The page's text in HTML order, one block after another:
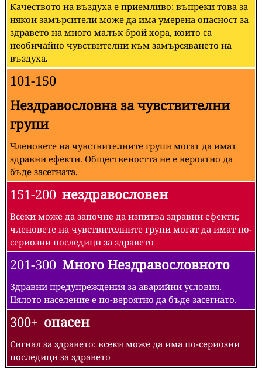
Качеството на въздуха е приемливо; въпреки това за
някои замърсители може да има умерена опасност за
здравето на много малък брой хора, които са
необичайно чувствителни към замърсяването на
въздуха.
101-150
Нездравословна за чувствителни
групи
Членовете на чувствителните групи могат да имат
здравни ефекти. Обществеността не е вероятно да
бъде засегната.
151-200 нездравословен
Всеки може да започне да изпитва здравни ефекти;
членовете на чувствителните групи могат да имат по-
сериозни последици за здравето
201-300 Много Нездравословното
Здравни предупреждения за аварийни условия.
Цялото население е по-вероятно да бъде засегнато.
300+ опасен
Сигнал за здравето: всеки може да има по-сериозни
последици за здравето